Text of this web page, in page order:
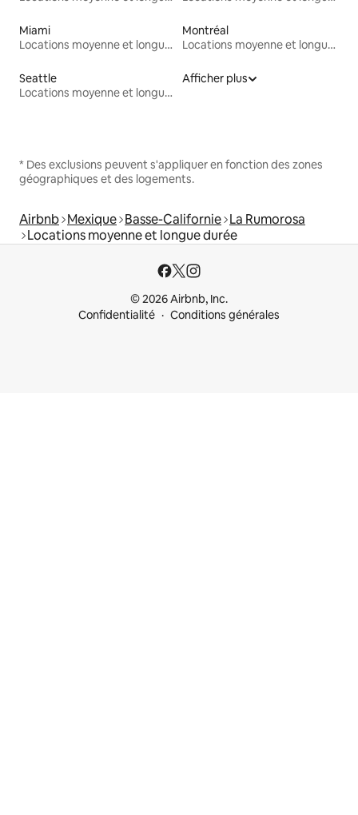
Miami
Locations moyenne et longue durée
Montréal
Locations moyenne et longue durée
Seattle
Locations moyenne et longue durée
Afficher plus
* Des exclusions peuvent s'appliquer en fonction des zones
géographiques et des logements.
Airbnb Mexique Basse-Californie La Rumorosa
Locations moyenne et longue durée
© 2026 Airbnb, Inc.
Confidentialité
Conditions générales